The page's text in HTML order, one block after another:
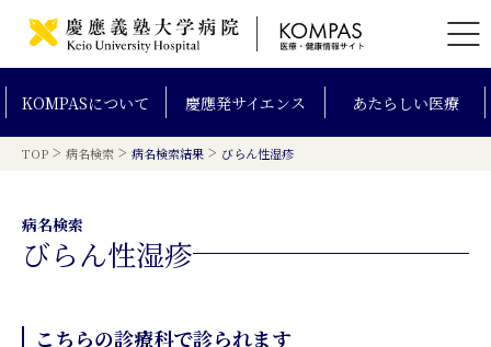
KOMPASについて 慶應発サイエンス あたらしい医療
TOP > 病名検索 > 病名検索結果 > びらん性湿疹
病名検索
びらん性湿疹
こちらの診療科で診られます